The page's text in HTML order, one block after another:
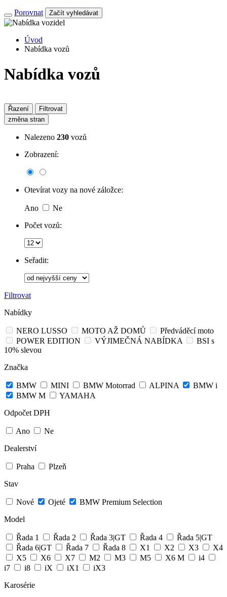
Porovnat Začít vyhledávat
Úvod
Nabídka vozů
Nabídka vozů
Řazení
Filtrovat
změna stran
Nalezeno 230 vozů
Zobrazení:
Otevírat vozy na nové záložce:
Ano
Ne
Počet vozů:
Seřadit:
Filtrovat
Nabídky
NERO LUSSO MOTO AŽ DOMŮ
Předváděcí moto
POWER EDITION
VÝJIMEČNÁ NABÍDKA
BSI s
10% slevou
Značka
BMW MINI BMW Motorrad ALPINA
BMW i
BMW M
YAMAHA
Odpočet DPH
Ano
Ne
Dealerství
Praha
Plzeň
Stav
Nové Ojeté
BMW Premium Selection
Model
Řada 1 Řada 2 Řada 3|GT Řada 4
Řada 5|GT
Řada 6|GT
Řada 7 Řada 8 X1 X2 X3
X4
X5
X6 X7 M2 M3 M5 X6 M
i4
i7
i8 iX iX1
iX3
Karosérie